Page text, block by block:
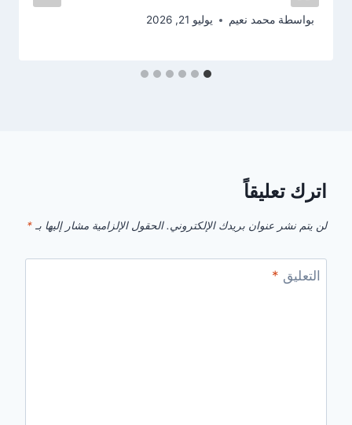
بواسطة محمد نعيم يوليو 21, 2026
اترك تعليقاً
لن يتم نشر عنوان بريدك الإلكتروني. الحقول الإلزامية مشار إليها بـ *
التعليق *